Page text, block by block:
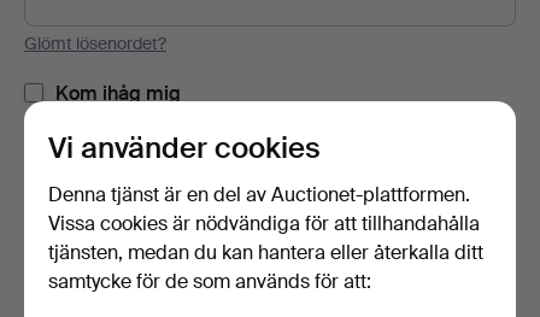
Glömt lösenordet?
Kom ihåg mig
Logga in
eller logga in via Facebook här
Vi använder cookies
Denna tjänst är en del av Auctionet-plattformen.
Vissa cookies är nödvändiga för att tillhandahålla
tjänsten, medan du kan hantera eller återkalla ditt
samtycke för de som används för att: